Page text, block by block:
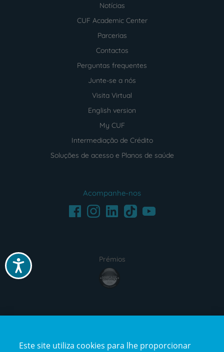
Acessibilidade
Notícias
CUF Academic Center
Parcerias
Contactos
Perguntas frequentes
Junte-se a nós
Visita Virtual
English version
My CUF
Intermediação de Crédito
Soluções de acesso e Planos de saúde
Acompanhe-nos
FacebookInstagramLinkedInTikTokYoutube
Prémios
award4
certification2certification3
Este site utiliza cookies para lhe proporcionar